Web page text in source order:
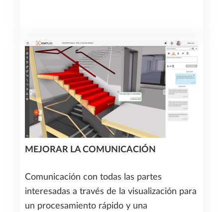
MEJORAR LA COMUNICACIÓN
Comunicación con todas las partes
interesadas a través de la visualización para
un procesamiento rápido y una